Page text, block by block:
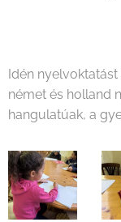
Idén nyelvoktatást
német és holland
hangulatúak, a